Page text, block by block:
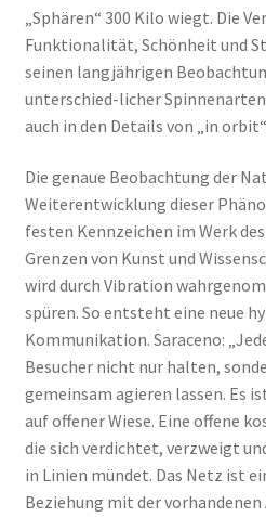
„Sphären“ 300 Kilo wiegt. Die
Funktionalität, Schönheit und
seinen langjährigen
unterschied-licher
auch in den Details von „in
Die genaue Beobachtung der
Weiterentwicklung dieser
festen Kennzeichen im Werk
Grenzen von Kunst und
wird durch Vibration
spüren. So entsteht eine neue
Kommunikation. Saraceno:
Besucher nicht nur halten,
gemeinsam agieren lassen. Es
auf offener Wiese. Eine offene
die sich verdichtet, verzweigt
in Linien mündet. Das Netz ist
Beziehung mit der